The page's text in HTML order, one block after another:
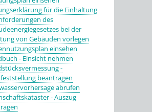
für die Einhaltung
des
bei der
von Gebäuden vorlegen
einsehen
- Einsicht nehmen
-
beantragen
abrufen
- Auszug